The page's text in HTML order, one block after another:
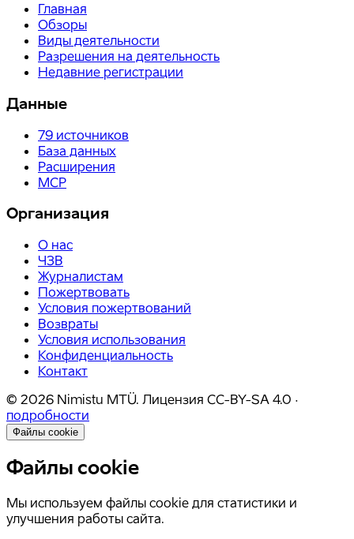
Главная
Обзоры
Виды деятельности
Разрешения на деятельность
Недавние регистрации
Данные
79 источников
База данных
Расширения
MCP
Организация
О нас
ЧЗВ
Журналистам
Пожертвовать
Условия пожертвований
Возвраты
Условия использования
Конфиденциальность
Контакт
© 2026 Nimistu MTÜ. Лицензия CC-BY-SA 4.0 ·
подробности
Файлы cookie
Файлы cookie
Мы используем файлы cookie для статистики и
улучшения работы сайта.